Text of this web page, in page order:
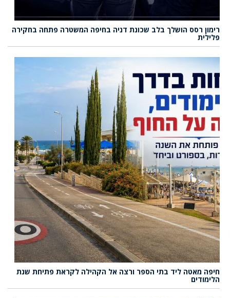
רימון רסס הושלך בלב שכונת דניה בחיפה המשטרה פתחה בחקירה
פלילית
חיפה מאטה ליד בתי הספר ורצה אל הקהילה לקראת פתיחת שנת
הלימודים